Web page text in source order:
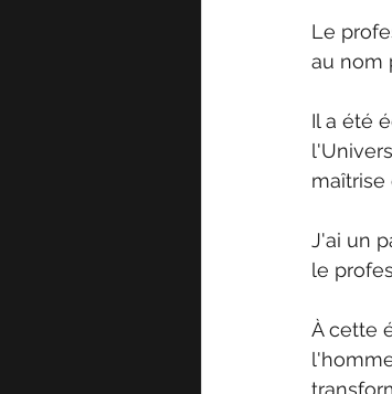
Le
au nom
Il a été
maîtrise
J'ai un
le
À cette